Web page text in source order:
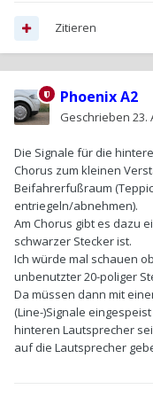
Zitieren
Phoenix A2
Geschrieben 23.
Die Signale für die
Chorus zum kleinen
Beifahrerfußraum
entriegeln/abnehmen).
Am Chorus gibt es dazu
schwarzer Stecker ist.
Ich würde mal schauen
unbenutzter 20-poliger
Da müssen dann mit
(Line-)Signale
hinteren Lautsprecher
auf die Lautsprecher